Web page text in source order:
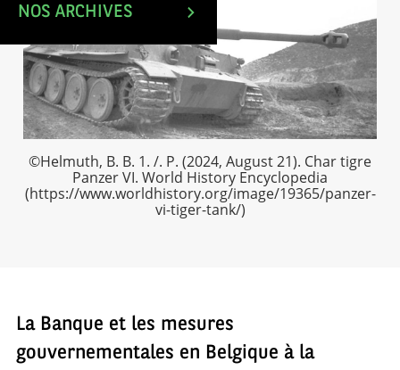
NOS ARCHIVES
©Helmuth, B. B. 1. /. P. (2024, August 21). Char tigre
Panzer VI. World History Encyclopedia
(https://www.worldhistory.org/image/19365/panzer-
vi-tiger-tank/)
La Banque et les mesures
gouvernementales en Belgique à la